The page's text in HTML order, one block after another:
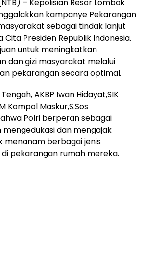
– Kepolisian Resor Lombok
kampanye Pekarangan
sebagai tindak lanjut
Presiden Republik Indonesia.
untuk meningkatkan
dan gizi masyarakat melalui
pekarangan secara optimal.
AKBP Iwan Hidayat,SIK
Kompol Maskur,S.Sos
Polri berperan sebagai
dan mengajak
menanam berbagai jenis
pekarangan rumah mereka.